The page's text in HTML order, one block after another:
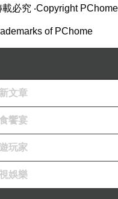
載必究 ‧Copyright PChome
of PChome
文章
饗宴
玩家
娛樂